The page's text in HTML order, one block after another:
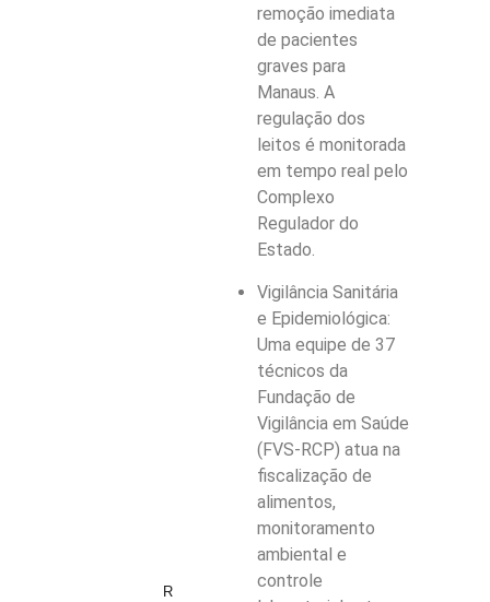
R
remoção imediata
de pacientes
graves para
Manaus. A
regulação dos
leitos é monitorada
em tempo real pelo
Complexo
Regulador do
Estado.
Vigilância Sanitária
e Epidemiológica:
Uma equipe de 37
técnicos da
Fundação de
Vigilância em Saúde
(FVS-RCP) atua na
fiscalização de
alimentos,
monitoramento
ambiental e
controle